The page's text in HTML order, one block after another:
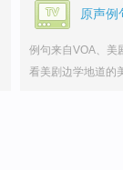
原声例
例句来自VOA、美
看美剧边学地道的